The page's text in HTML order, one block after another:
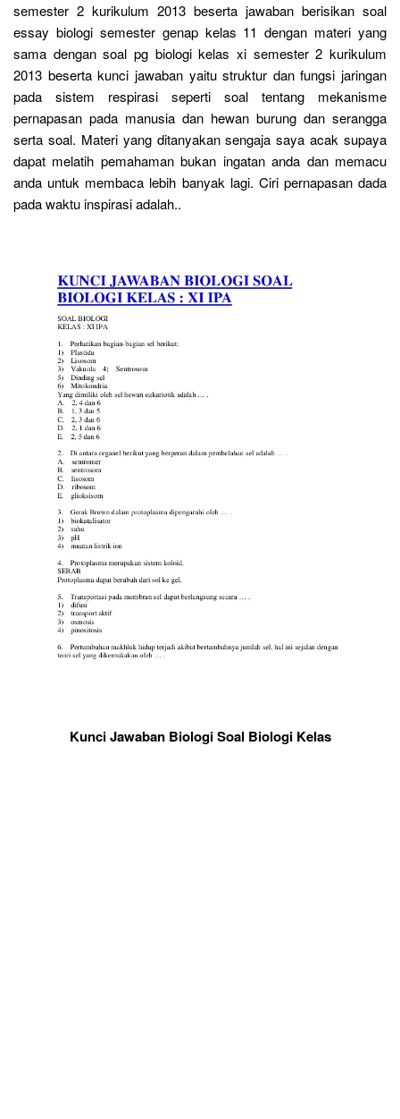
semester 2 kurikulum 2013 beserta jawaban berisikan soal
essay biologi semester genap kelas 11 dengan materi yang
sama dengan soal pg biologi kelas xi semester 2 kurikulum
2013 beserta kunci jawaban yaitu struktur dan fungsi jaringan
pada sistem respirasi seperti soal tentang mekanisme
pernapasan pada manusia dan hewan burung dan serangga
serta soal. Materi yang ditanyakan sengaja saya acak supaya
dapat melatih pemahaman bukan ingatan anda dan memacu
anda untuk membaca lebih banyak lagi. Ciri pernapasan dada
pada waktu inspirasi adalah..
Kunci Jawaban Biologi Soal Biologi Kelas